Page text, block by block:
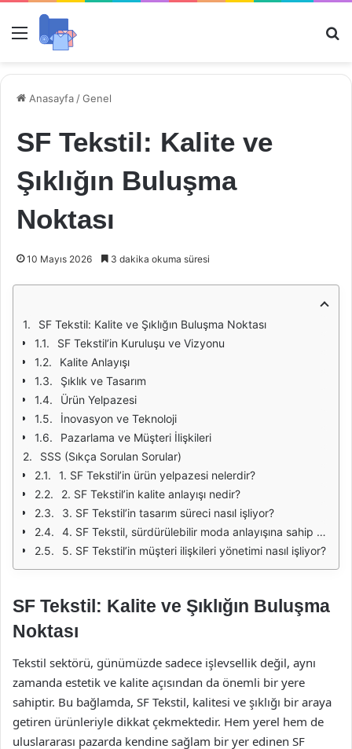
Menü
Anasayfa /Genel
SF Tekstil: Kalite ve
Şıklığın Buluşma
Noktası
10 Mayıs 2026 3 dakika okuma süresi
SF Tekstil: Kalite ve Şıklığın Buluşma Noktası
SF Tekstil’in Kuruluşu ve Vizyonu
Kalite Anlayışı
Şıklık ve Tasarım
Ürün Yelpazesi
İnovasyon ve Teknoloji
Pazarlama ve Müşteri İlişkileri
SSS (Sıkça Sorulan Sorular)
1. SF Tekstil’in ürün yelpazesi nelerdir?
2. SF Tekstil’in kalite anlayışı nedir?
3. SF Tekstil’in tasarım süreci nasıl işliyor?
4. SF Tekstil, sürdürülebilir moda anlayışına sahip mi?
5. SF Tekstil’in müşteri ilişkileri yönetimi nasıl işliyor?
SF Tekstil: Kalite ve Şıklığın Buluşma
Noktası
Tekstil sektörü, günümüzde sadece işlevsellik değil, aynı
zamanda estetik ve kalite açısından da önemli bir yere
sahiptir. Bu bağlamda, SF Tekstil, kalitesi ve şıklığı bir araya
getiren ürünleriyle dikkat çekmektedir. Hem yerel hem de
uluslararası pazarda kendine sağlam bir yer edinen SF